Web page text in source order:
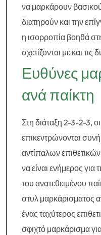
να μαρκάρουν
διατηρούν και την
η ισορροπία βοηθά
σχετίζονται με και τις
Ευθύνες
ανά παίκτη
Στη διάταξη 2-3-2-3, οι
επικεντρώνονται
αντίπαλων
να είναι ενήμερος για
του ανατεθειμένου
στυλ μαρκάρισματος
ένας ταχύτερος
σφιχτό μαρκάρισμα